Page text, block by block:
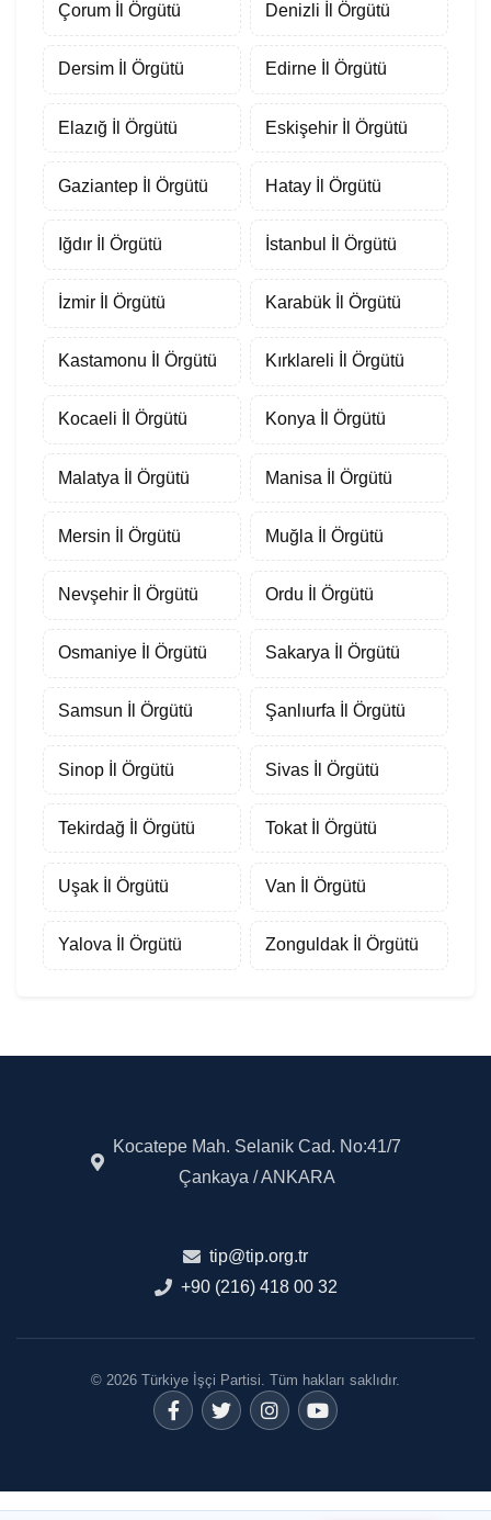
Çorum İl Örgütü Denizli İl Örgütü
Dersim İl Örgütü Edirne İl Örgütü
Elazığ İl Örgütü Eskişehir İl Örgütü
Gaziantep İl Örgütü Hatay İl Örgütü
Iğdır İl Örgütü İstanbul İl Örgütü
İzmir İl Örgütü Karabük İl Örgütü
Kastamonu İl Örgütü Kırklareli İl Örgütü
Kocaeli İl Örgütü Konya İl Örgütü
Malatya İl Örgütü Manisa İl Örgütü
Mersin İl Örgütü Muğla İl Örgütü
Nevşehir İl Örgütü Ordu İl Örgütü
Osmaniye İl Örgütü Sakarya İl Örgütü
Samsun İl Örgütü Şanlıurfa İl Örgütü
Sinop İl Örgütü Sivas İl Örgütü
Tekirdağ İl Örgütü Tokat İl Örgütü
Uşak İl Örgütü Van İl Örgütü
Yalova İl Örgütü Zonguldak İl Örgütü
Kocatepe Mah. Selanik Cad. No:41/7
Çankaya / ANKARA
tip@tip.org.tr
+90 (216) 418 00 32
© 2026 Türkiye İşçi Partisi. Tüm hakları saklıdır.